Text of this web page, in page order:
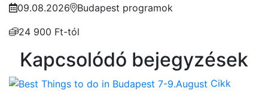
09.08.2026
Budapest programok
24 900 Ft-tól
Kapcsolódó bejegyzések
Cikk